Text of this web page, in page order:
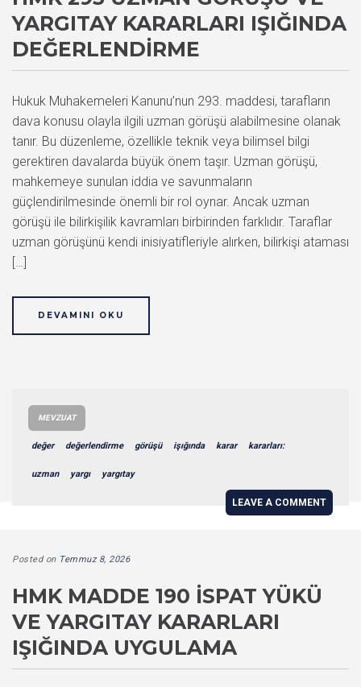
YARGITAY KARARLARI IŞIĞINDA
DEĞERLENDIRME
Hukuk Muhakemeleri Kanunu’nun 293. maddesi, tarafların
dava konusu olayla ilgili uzman görüşü alabilmesine olanak
tanır. Bu düzenleme, özellikle teknik veya bilimsel bilgi
gerektiren davalarda büyük önem taşır. Uzman görüşü,
mahkemeye sunulan iddia ve savunmaların
güçlendirilmesinde önemli bir rol oynar. Ancak uzman
görüşü ile bilirkişilik kavramları birbirinden farklıdır. Taraflar
uzman görüşünü kendi inisiyatifleriyle alırken, bilirkişi ataması
[…]
DEVAMINI OKU
MEVZUAT
değer değerlendirme görüşü işığında karar kararları:
uzman yargı yargıtay
LEAVE A COMMENT
Posted on Temmuz 8, 2026
HMK MADDE 190 İSPAT YÜKÜ
VE YARGITAY KARARLARI
IŞIĞINDA UYGULAMA